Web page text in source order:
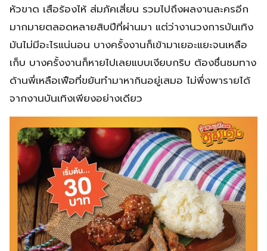
หัวขาด เสือร้องไห้ ส่มภัคเสี่ยน รวมไปถึงผลงานละครอีก
มากมายตลอดหลายสิบปีที่ผ่านมา แต่ว่างานวงการบันเทิง
มันไม่มีอะไรแน่นอน บางครั้งงานก็เข้ามาเยอะแยะจนเหลือ
เก็บ บางครั้งงานก็หายไปเลยแบบเงียบกริบ ต้องชื่นชมทาง
ด้านพี่เหลือเฟือที่ขยันทำมาหากินอยู่เสมอ ไม่พึ่งพารายได้
จากงานบันเทิงเพียงอย่างเดียว